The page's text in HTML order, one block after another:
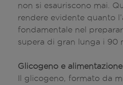
non si esauriscono mai.
rendere evidente quanto
fondamentale nel
supera di gran lunga i 90
Glicogeno e alimentazione
Il glicogeno, formato da